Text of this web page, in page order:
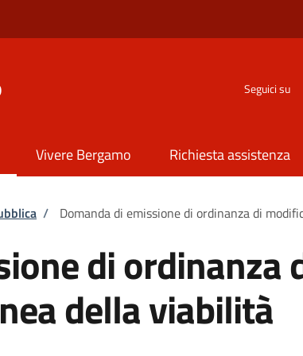
Seguici su
Vivere Bergamo Richiesta assistenza
/ Domanda di emissione di ordinanza di
di ordinanza
della viabilità